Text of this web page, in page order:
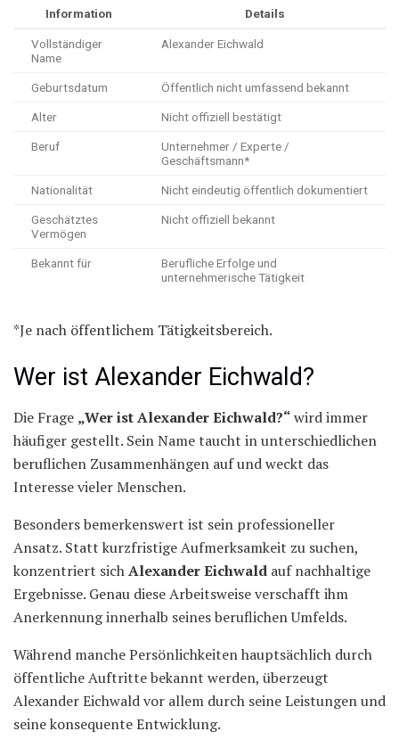
Information Details
Vollständiger
Name
Alexander Eichwald
Geburtsdatum Öffentlich nicht umfassend bekannt
Alter Nicht offiziell bestätigt
Beruf
Unternehmer / Experte /
Geschäftsmann*
Nationalität Nicht eindeutig öffentlich dokumentiert
Geschätztes
Vermögen
Nicht offiziell bekannt
Bekannt für
Berufliche Erfolge und
unternehmerische Tätigkeit
*Je nach öffentlichem Tätigkeitsbereich.
Wer ist Alexander Eichwald?
Die Frage „Wer ist Alexander Eichwald?“wird immer
häufiger gestellt. Sein Name taucht in unterschiedlichen
beruflichen Zusammenhängen auf und weckt das
Interesse vieler Menschen.
Besonders bemerkenswert ist sein professioneller
Ansatz. Statt kurzfristige Aufmerksamkeit zu suchen,
konzentriert sichAlexander Eichwald auf nachhaltige
Ergebnisse. Genau diese Arbeitsweise verschafft ihm
Anerkennung innerhalb seines beruflichen Umfelds.
Während manche Persönlichkeiten hauptsächlich durch
öffentliche Auftritte bekannt werden, überzeugt
Alexander Eichwald vor allem durch seine Leistungen und
seine konsequente Entwicklung.